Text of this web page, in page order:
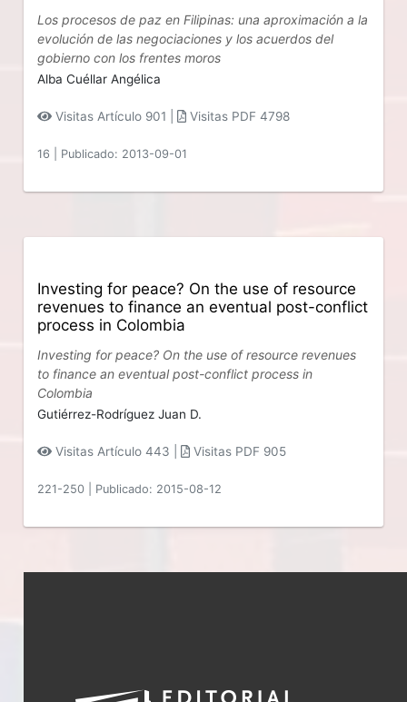
Los procesos de paz en Filipinas: una aproximación a la
evolución de las negociaciones y los acuerdos del
gobierno con los frentes moros
Alba Cuéllar Angélica
Visitas Artículo 901 | Visitas PDF 4798
16 Publicado: 2013-09-01
Investing for peace? On the use of resource
revenues to finance an eventual post-conflict
process in Colombia
Investing for peace? On the use of resource revenues
to finance an eventual post-conflict process in
Colombia
Gutiérrez-Rodríguez Juan D.
Visitas Artículo 443 | Visitas PDF 905
221-250 Publicado: 2015-08-12